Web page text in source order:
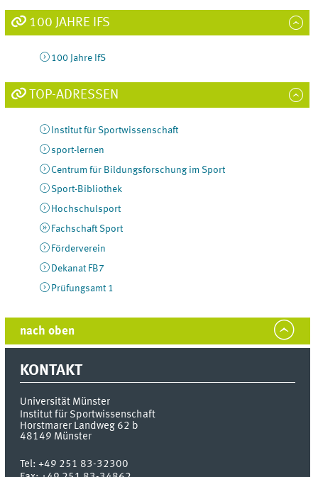
100 JAHRE IFS
100 Jahre IfS
TOP-ADRESSEN
Institut für Sportwissenschaft
sport-lernen
Centrum für Bildungsforschung im Sport
Sport-Bibliothek
Hochschulsport
Fachschaft Sport
Förderverein
Dekanat FB7
Prüfungsamt 1
nach oben
KONTAKT
Universität Münster
Institut für Sportwissenschaft
Horstmarer Landweg 62 b
48149 Münster
Tel:+49 251 83-32300